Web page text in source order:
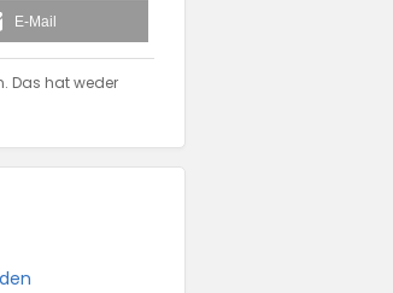
E-Mail
Das hat weder